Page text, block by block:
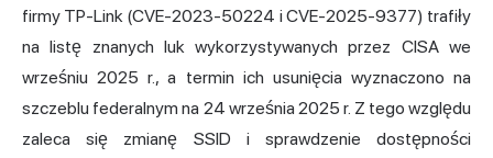
firmy TP-Link (CVE-2023-50224 i CVE-2025-9377) trafiły
na listę znanych luk wykorzystywanych przez CISA we
wrześniu 2025 r., a termin ich usunięcia wyznaczono na
szczeblu federalnym na 24 września 2025 r. Z tego względu
zaleca się zmianę SSID i sprawdzenie dostępności